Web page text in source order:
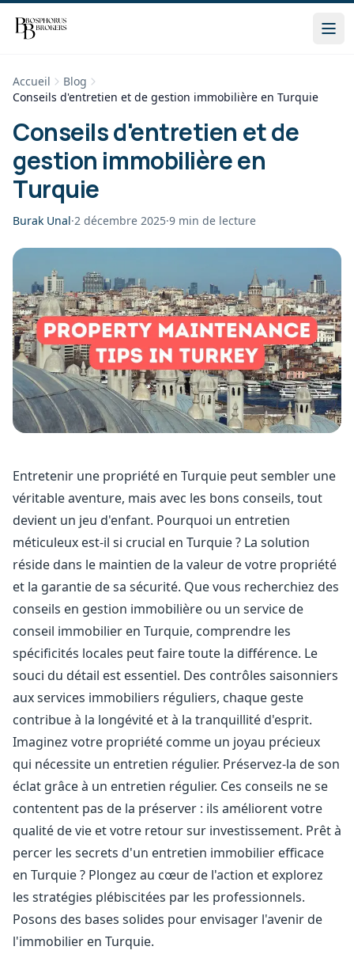
Accueil
Blog
Conseils d'entretien et de gestion immobilière en Turquie
Conseils d'entretien et de
gestion immobilière en
Turquie
Burak Unal·2 décembre 2025·9 min de lecture
Entretenir une propriété en Turquie peut sembler une
véritable aventure, mais avec les bons conseils, tout
devient un jeu d'enfant. Pourquoi un entretien
méticuleux est-il si crucial en Turquie ? La solution
réside dans le maintien de la valeur de votre propriété
et la garantie de sa sécurité. Que vous recherchiez des
conseils en gestion immobilière ou un service de
conseil immobilier en Turquie, comprendre les
spécificités locales peut faire toute la différence. Le
souci du détail est essentiel. Des contrôles saisonniers
aux services immobiliers réguliers, chaque geste
contribue à la longévité et à la tranquillité d'esprit.
Imaginez votre propriété comme un joyau précieux
qui nécessite un entretien régulier. Préservez-la de son
éclat grâce à un entretien régulier. Ces conseils ne se
contentent pas de la préserver : ils améliorent votre
qualité de vie et votre retour sur investissement. Prêt à
percer les secrets d'un entretien immobilier efficace
en Turquie ? Plongez au cœur de l'action et explorez
les stratégies plébiscitées par les professionnels.
Posons des bases solides pour envisager l'avenir de
l'immobilier en Turquie.